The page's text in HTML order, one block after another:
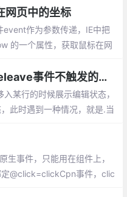
了。pa
网页中的坐标
作为参数传递，IE中把
的一个属性，获取鼠标在网
关于鼠标移动太快导致moseleave事件不触发的问题
某行的时候展示编辑状态，
此时遇到一种情况，就是.当
事件，只能用在组件上，
@click=clickCpn事件，clic